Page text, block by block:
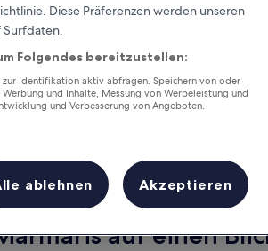
jede
Mehr
Dieses Wochenende
7. Aug. - 9. Aug.
auf einen
Diese Präferenzen werden unseren
Surfdaten.
Folgendes bereitzustellen:
Identifikation aktiv abfragen. Speichern von oder
und Inhalte, Messung von Werbeleistung und
und Verbesserung von Angeboten.
ablehnen Akzeptieren